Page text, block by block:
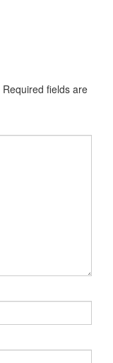
Required fields are